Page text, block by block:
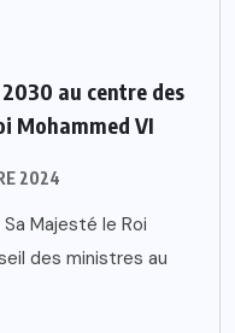
au centre des
Mohammed VI
2024
Majesté le Roi
des ministres au